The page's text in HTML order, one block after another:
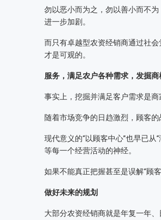
勿以恶小而为之，勿以善小而不
进一步加剧。
而只有卓越型农资经销商通过社
才是可观的。
服务，满足农户各种需求，发掘商
事实上，挖掘并满足客户需求是商
随着市场竞争的日趋激烈，顾客
现代意义的“以顾客中心”也早已
等每一个经营活动的神经。
如果不能真正把握甚至是误解“顾
做好未来的规划
大部分农资经销商就是年复一年